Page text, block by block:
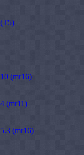
(mr16)
(mr11)
(mr16)